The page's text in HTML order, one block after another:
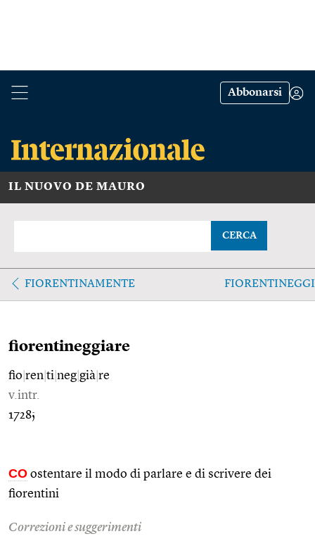
Abbonarsi
IL NUOVO DE MAURO
CERCA
FIORENTINAMENTE
fiorentineggiare
fio ren ti neg già re
v.intr.
1728;
CO ostentare il modo di parlare e di scrivere dei
fiorentini
Correzioni e suggerimenti